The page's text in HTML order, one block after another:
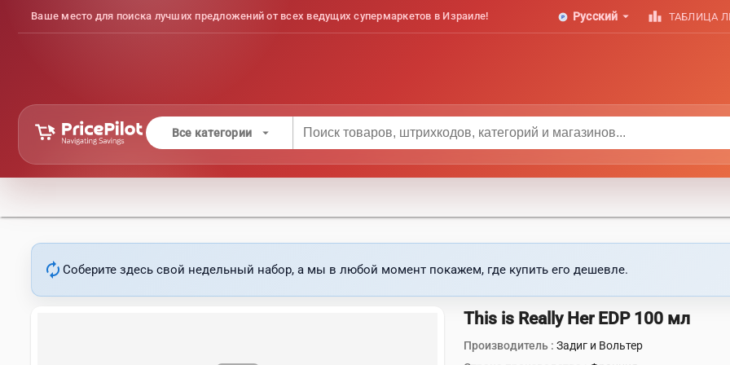
Ваше место для поиска лучших предложений от всех ведущих супермаркетов в Израиле! Русский arrow_drop_down leaderboard ТАБЛИЦА
Все категории arrow_drop_down
autorenew Соберите здесь свой недельный набор, а мы в любой момент покажем, где купить его дешевле.
This is Really Her EDP 100 мл
Производитель :Задиг и Вольтер